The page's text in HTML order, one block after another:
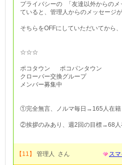
プライバシーの 「友達以外からの
ていると、管理人からのメッセージ
そちらをOFFにしていただいてから
☆☆☆
ポコタウン ポコパンタウン
クローバー交換グループ
メンバー募集中
①完全無言、ノルマ毎日→165人在籍
②挨拶のみあり、週2回の目標→68人
【11】 管理人 さん ス